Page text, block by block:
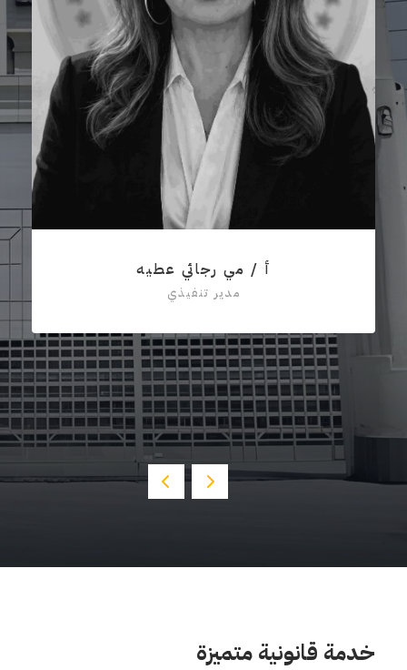
أ / مي رجائي عطيه
مدير تنفيذي
خدمة قانونية متميزة